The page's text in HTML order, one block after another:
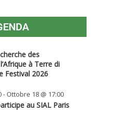
des
à Terre di
Festival 2026
- Ottobre 18 @ 17:00
au SIAL Paris